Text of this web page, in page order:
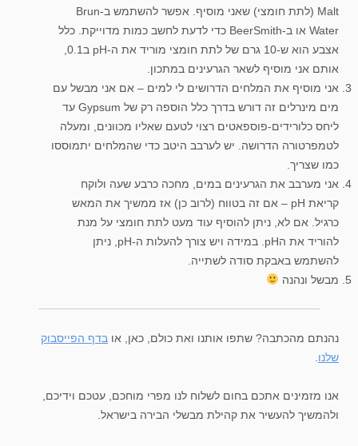
Malt (לתת חומצי) שאני מוסיף. אפשר להשתמש ב-Brun
Water או ב-BeerSmith כדי לדעת לחשב כמות מדוייקת. כלל
אותם אני מוסיף לשאר הגרעינים במתכון.
אני מוסיף את המלחים הדרושים לי למים – אם אני מבשל עם
מים מינרלים זה דורש בדרך כלל הוספה רק של Gypsum עד
ליחס כלורידים-פוספאטים רצוי לטעם שאליו מכוונים, ומעלה
לטמפרטורה הדרושה. יש לערבב היטב כדי שהמלחים יתמוססו
כמו שצריך.
אני מערבב את הגרעינים במים, מחכה כרבע שעה ולוקח
קריאת pH – אם זה בטווח (לרוב כן) אז ממשיך את המאש
כרגיל. אם לא, ניתן להוסיף עוד מעט לתת חומצי על מנת
להוריד את הpH. במידה ויש צורך להעלות ה-pH, ניתן
להשתמש באבקת סודה לשתייה.
מבשל ונהנה
נהנתם מהכתבה? שתפו אותנו ואת כולם, כאן, או בדף הפייסבוק
שלנו
אנו מזמינים אתכם בחום לשלוח לנו מפרי מוחכם, עטכם וידיכם,
ולהמשיך להעשיר את קהילת מבשלי הבירה בישראל.